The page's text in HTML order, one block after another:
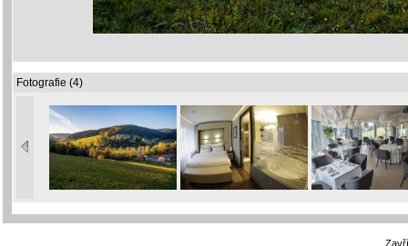
Fotografie (4)